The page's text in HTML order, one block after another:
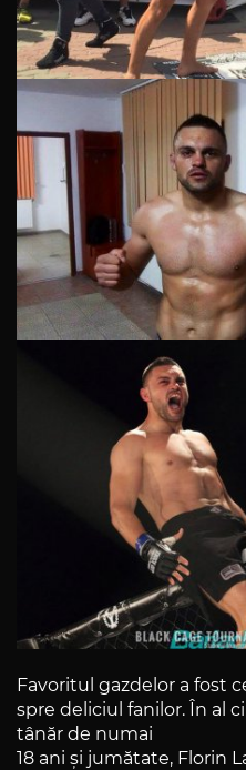
Favoritul gazdelor a fost
spre deliciul fanilor. În al
tânăr de numai
18 ani și jumătate, Florin